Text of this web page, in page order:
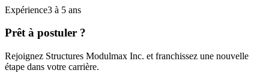
Expérience3 à 5 ans
Prêt à postuler ?
Rejoignez Structures Modulmax Inc. et franchissez une nouvelle
étape dans votre carrière.